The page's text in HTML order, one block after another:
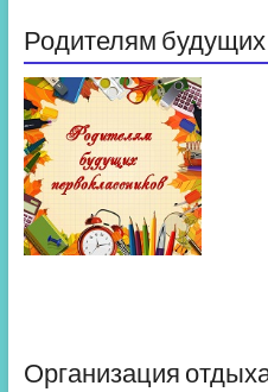
Родителям
Организация